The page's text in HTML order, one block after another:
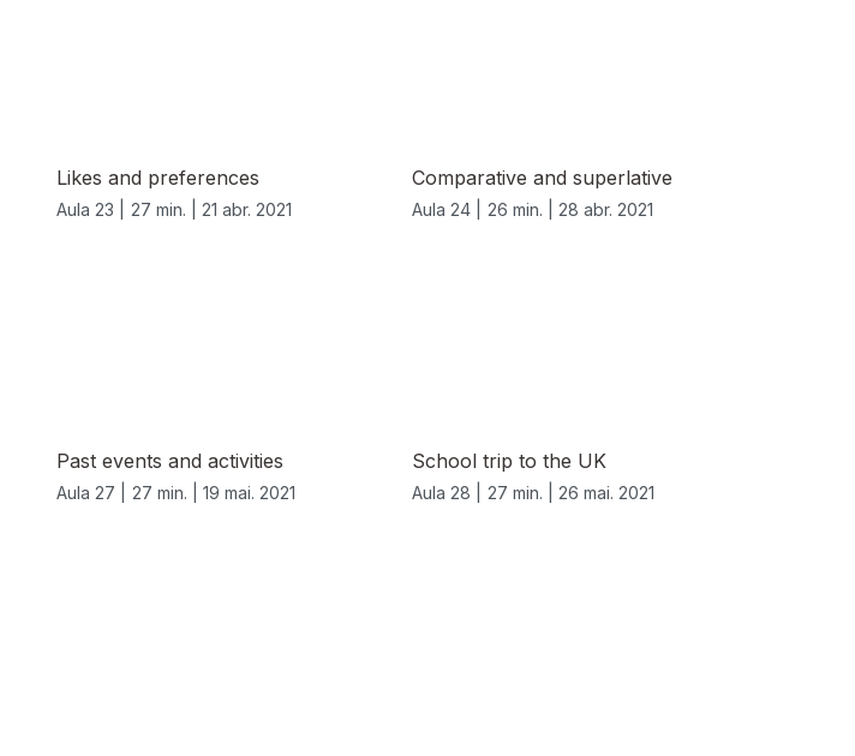
Likes and preferences
Aula 23 | 27 min. | 21 abr. 2021
Comparative and superlative
Aula 24 | 26 min. | 28 abr. 2021
Past events and activities
Aula 27 | 27 min. | 19 mai. 2021
School trip to the UK
Aula 28 | 27 min. | 26 mai. 2021